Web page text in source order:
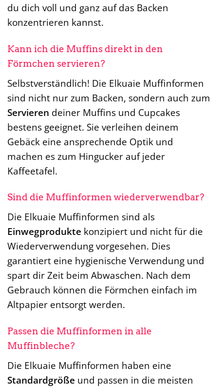
du dich voll und ganz auf das Backen
konzentrieren kannst.
Kann ich die Muffins direkt in den
Förmchen servieren?
Selbstverständlich! Die Elkuaie Muffinformen
sind nicht nur zum Backen, sondern auch zum
Servieren deiner Muffins und Cupcakes
bestens geeignet. Sie verleihen deinem
Gebäck eine ansprechende Optik und
machen es zum Hingucker auf jeder
Kaffeetafel.
Sind die Muffinformen wiederverwendbar?
Die Elkuaie Muffinformen sind als
Einwegprodukte konzipiert und nicht für die
Wiederverwendung vorgesehen. Dies
garantiert eine hygienische Verwendung und
spart dir Zeit beim Abwaschen. Nach dem
Gebrauch können die Förmchen einfach im
Altpapier entsorgt werden.
Passen die Muffinformen in alle
Muffinbleche?
Die Elkuaie Muffinformen haben eine
Standardgröße und passen in die meisten